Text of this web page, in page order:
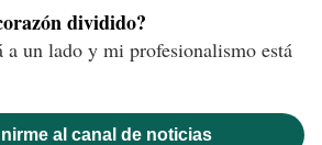
dividido?
a un lado y mi profesionalismo está
al canal de noticias